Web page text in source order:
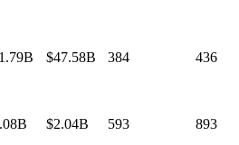
$47.58B 384 436
$2.04B 593 893